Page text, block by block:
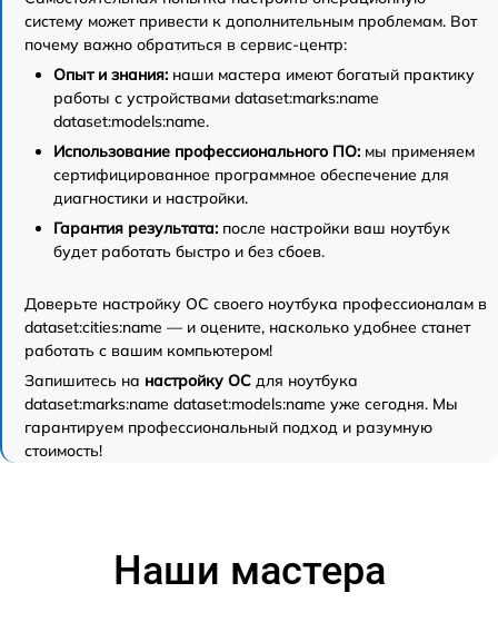
систему может привести к дополнительным проблемам. Вот
почему важно обратиться в сервис-центр:
Опыт и знания: наши мастера имеют богатый практику
работы с устройствами dataset:marks:name
dataset:models:name.
Использование профессионального ПО: мы применяем
сертифицированное программное обеспечение для
диагностики и настройки.
Гарантия результата: после настройки ваш ноутбук
будет работать быстро и без сбоев.
Доверьте настройку ОС своего ноутбука профессионалам в
dataset:cities:name — и оцените, насколько удобнее станет
работать с вашим компьютером!
Запишитесь на настройку ОС для ноутбука
dataset:marks:name dataset:models:name уже сегодня. Мы
гарантируем профессиональный подход и разумную
стоимость!
Наши мастера